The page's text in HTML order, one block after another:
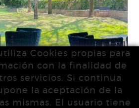
Cookies propias para
con la finalidad de
servicios. Si continua
la aceptación de la
mismas. El usuario tiene